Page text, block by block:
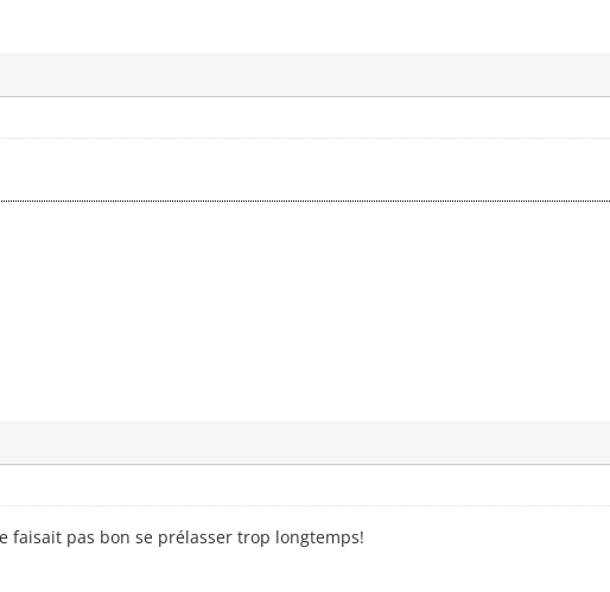
faisait pas bon se prélasser trop longtemps!